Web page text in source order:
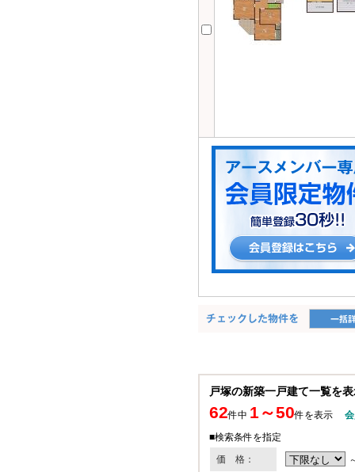
戸塚の新築一戸建て一覧を
62件中 1～50件を表示
■検索条件を指定
価 格：